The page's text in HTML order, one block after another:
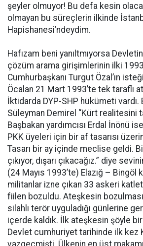
şeyler olmuyor! Bu defa kesin
olmayan bu süreçlerin ilkinde
Hapishanesi’ndeydim.
Hafızam beni yanıltmıyorsa
çözüm arama girişimlerinin ilki
Cumhurbaşkanı Turgut Özal’ın
Öcalan 21 Mart 1993’te tek taraflı
İktidarda DYP-SHP hükümeti vardı.
Süleyman Demirel “Kürt realitesini
Başbakan yardımcısı Erdal İnönü
PKK üyeleri için bir af tasarısı
Tasarı bir ay içinde meclise geldi.
çıkıyor, dışarı çıkacağız.” diye
(24 Mayıs 1993’te) Elazığ – Bingöl
militanlar izne çıkan 33 askeri
fiilen bozuldu. Ateşkesin
silahlı terör uyguladığı günlerine
içerde kaldık. İlk ateşkesin şöyle bir
Devlet cumhuriyet tarihinde ilk kez
vazgeçmişti. Ülkenin en üst